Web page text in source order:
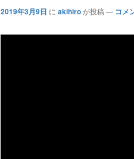
2019年3月9日 に akihiroが投稿 — コメ